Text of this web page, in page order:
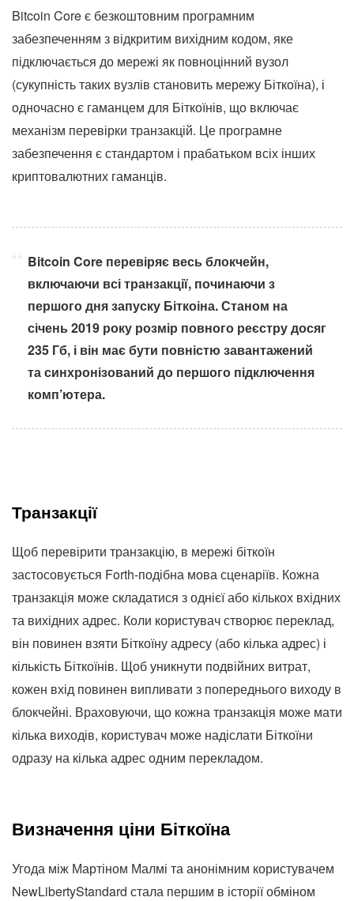
Bitcoin Core є безкоштовним програмним
забезпеченням з відкритим вихідним кодом, яке
підключається до мережі як повноцінний вузол
(сукупність таких вузлів становить мережу Біткоїна), і
одночасно є гаманцем для Біткоїнів, що включає
механізм перевірки транзакцій. Це програмне
забезпечення є стандартом і прабатьком всіх інших
криптовалютних гаманців.
Bitcoin Core перевіряє весь блокчейн,
включаючи всі транзакції, починаючи з
першого дня запуску Біткоіна. Станом на
січень 2019 року розмір повного реєстру досяг
235 Гб, і він має бути повністю завантажений
та синхронізований до першого підключення
комп’ютера.
Транзакції
Щоб перевірити транзакцію, в мережі біткоїн
застосовується Forth-подібна мова сценаріїв. Кожна
транзакція може складатися з однієї або кількох вхідних
та вихідних адрес. Коли користувач створює переклад,
він повинен взяти Біткоїну адресу (або кілька адрес) і
кількість Біткоїнів. Щоб уникнути подвійних витрат,
кожен вхід повинен випливати з попереднього виходу в
блокчейні. Враховуючи, що кожна транзакція може мати
кілька виходів, користувач може надіслати Біткоїни
одразу на кілька адрес одним перекладом.
Визначення ціни Біткоїна
Угода між Мартіном Малмі та анонімним користувачем
NewLibertyStandard стала першим в історії обміном